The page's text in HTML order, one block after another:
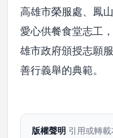
高雄市榮服處、鳳
愛心供餐食堂志工
雄市政府頒授志願
善行義舉的典範。
版權聲明 引用或轉